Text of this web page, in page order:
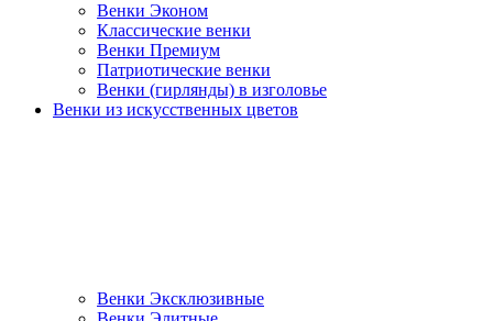
Венки Эконом
Классические венки
Венки Премиум
Патриотические венки
Венки (гирлянды) в изголовье
Венки из искусственных цветов
Венки Эксклюзивные